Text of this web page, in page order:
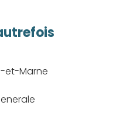
et-Marne